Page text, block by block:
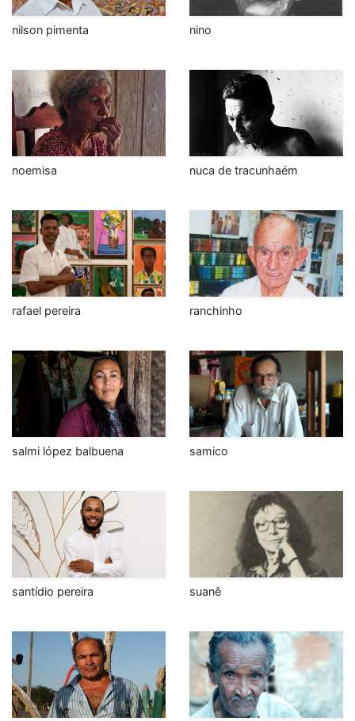
nilson pimenta nino
noemisa nuca de tracunhaém
rafael pereira ranchinho
salmi lópez balbuena samico
santídio pereira suanê